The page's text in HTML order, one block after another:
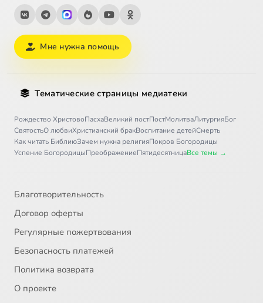
Мне нужна помощь
Тематические страницы медиатеки
Рождество ХристовоПасхаВеликий постПостМолитваЛитургияБог
СвятостьО любвиХристианский бракВоспитание детейСмерть
Как читать БиблиюЗачем нужна религияПокров Богородицы
Успение БогородицыПреображениеПятидесятницаВсе темы →
Благотворительность
Договор оферты
Регулярные пожертвования
Безопасность платежей
Политика возврата
О проекте